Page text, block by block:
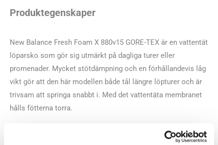
Produktegenskaper
New Balance Fresh Foam X 880v15 GORE-TEX är en vattentät
löparsko som gör sig utmärkt på dagliga turer eller
promenader. Mycket stötdämpning och en förhållandevis låg
vikt gör att den här modellen både tål längre löpturer och är
trivsam att springa snabbt i. Med det vattentäta membranet
hålls fötterna torra.